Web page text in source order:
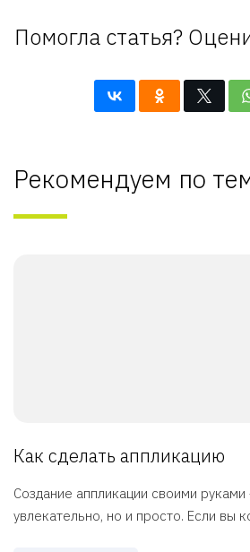
Помогла статья?
Рекомендуем по
Как сделать аппликацию
Создание аппликации своими
увлекательно, но и просто. Если вы